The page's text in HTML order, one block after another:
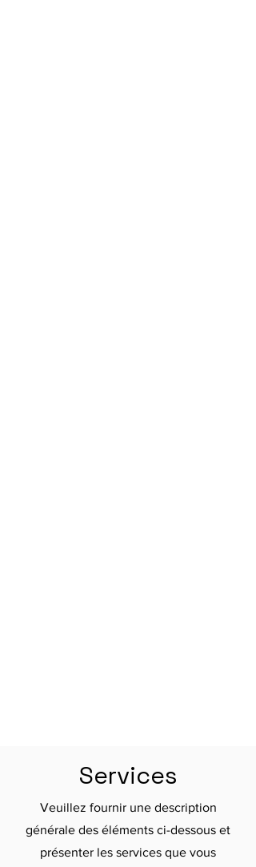
Services
Veuillez fournir une description
générale des éléments ci-dessous et
présenter les services que vous